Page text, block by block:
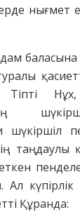
нығмет
Тіпті
шүкіршіл
таңдаулы
Ал
Құранда: